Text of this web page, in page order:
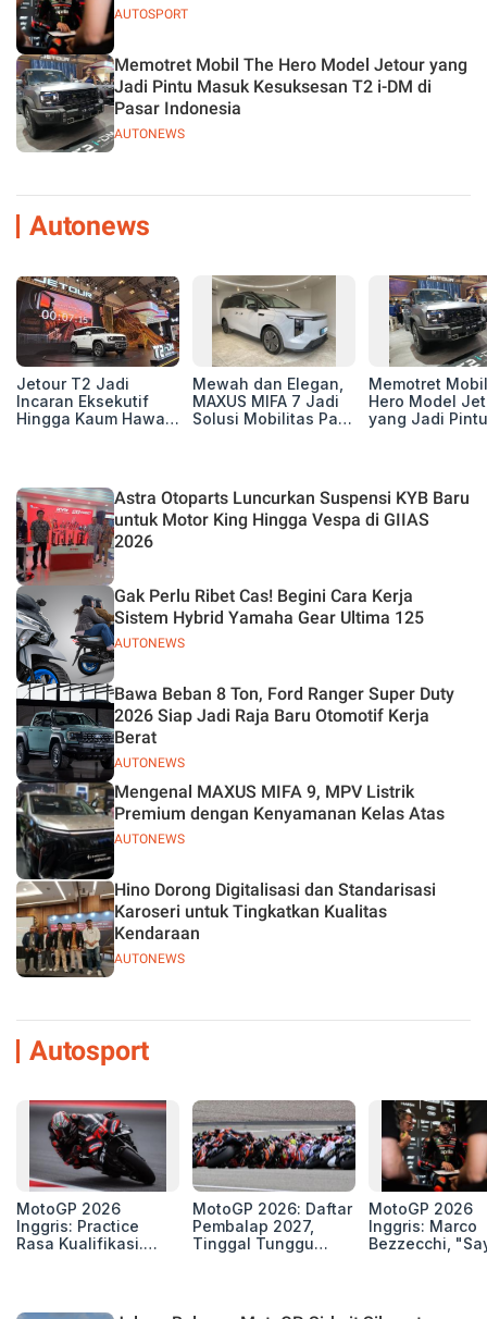
AUTOSPORT
AUTONEWS
Memotret Mobil The Hero Model Jetour yang
Jadi Pintu Masuk Kesuksesan T2 i-DM di
Pasar Indonesia
Autonews
Jetour T2 Jadi
Incaran Eksekutif
Hingga Kaum Hawa,
Mewah dan Elegan,
MAXUS MIFA 7 Jadi
Solusi Mobilitas Para
Memotret
Hero Model
yang Jadi Pintu
Astra Otoparts Luncurkan Suspensi KYB Baru
untuk Motor King Hingga Vespa di GIIAS
2026
AUTONEWS
Gak Perlu Ribet Cas! Begini Cara Kerja
Sistem Hybrid Yamaha Gear Ultima 125
AUTONEWS
Bawa Beban 8 Ton, Ford Ranger Super Duty
2026 Siap Jadi Raja Baru Otomotif Kerja
Berat
AUTONEWS
Mengenal MAXUS MIFA 9, MPV Listrik
Premium dengan Kenyamanan Kelas Atas
AUTONEWS
Hino Dorong Digitalisasi dan Standarisasi
Karoseri untuk Tingkatkan Kualitas
Kendaraan
Autosport
MotoGP 2026
Inggris: Practice
Rasa Kualifikasi.
Silverstone!
MotoGP 2026: Daftar
Pembalap 2027,
Tinggal Tunggu
MotoGP 2026
Inggris: Marco
Bezzecchi,